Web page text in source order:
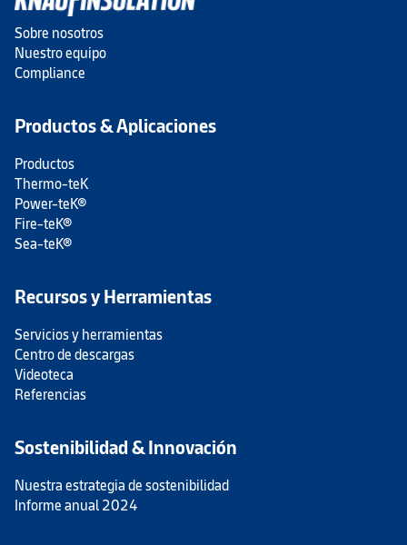
Sobre nosotros
Nuestro equipo
Compliance
Productos & Aplicaciones
Productos
Thermo-teK
Power-teK®
Fire-teK®
Sea-teK®
Recursos y Herramientas
Servicios y herramientas
Centro de descargas
Videoteca
Referencias
Sostenibilidad & Innovación
Nuestra estrategia de sostenibilidad
Informe anual 2024